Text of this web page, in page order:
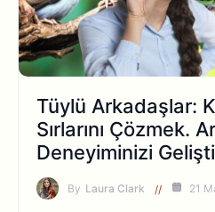
Tüylü Arkadaşlar:
Sırlarını Çözmek.
Deneyiminizi
By Laura Clark 21